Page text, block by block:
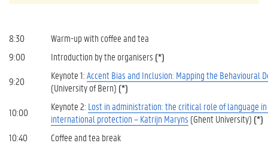
8:30
Warm-up with coffee and tea
9:00
Introduction by the organisers (*)
9:20
Keynote 1:Accent Bias and Inclusion: Mapping the Behavioural
(University of Bern) (*)
10:00
Keynote 2: Lost in administration: the critical role of language in
international protection – Katrijn Maryns (Ghent University) (*)
10:40
Coffee and tea break